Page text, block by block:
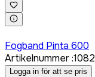
Fogband Pinta 600
Artikelnummer:
Logga in för att se pris